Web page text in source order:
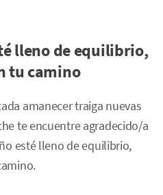
lleno de equilibrio,
tu camino
amanecer traiga nuevas
te encuentre agradecido/a
esté lleno de equilibrio,